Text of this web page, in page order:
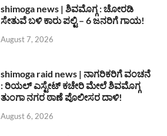
shimoga news | ಶಿವಮೊಗ್ಗ : ಚೋರಡಿ
ಸೇತುವೆ ಬಳಿ ಕಾರು ಪಲ್ಟಿ – 6 ಜನರಿಗೆ ಗಾಯ!
August 7, 2026
shimoga raid news | ನಾಗರಿಕರಿಗೆ ವಂಚನೆ
: ರಿಯಲ್ ಎಸ್ಟೇಟ್ ಕಚೇರಿ ಮೇಲೆ ಶಿವಮೊಗ್ಗ
ತುಂಗಾ ನಗರ ಠಾಣೆ ಪೊಲೀಸರ ದಾಳಿ!
August 6, 2026